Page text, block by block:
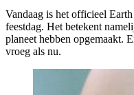
Vandaag is het officieel
feestdag. Het betekent
planeet hebben opgemaakt.
vroeg als nu.